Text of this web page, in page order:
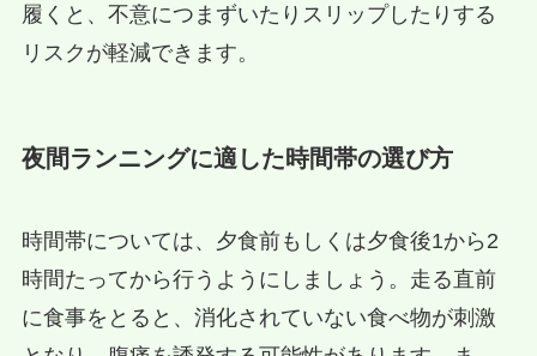
履くと、不意につまずいたりスリップしたりする
リスクが軽減できます。
夜間ランニングに適した時間帯の選び方
時間帯については、夕食前もしくは夕食後1から2
時間たってから行うようにしましょう。走る直前
に食事をとると、消化されていない食べ物が刺激